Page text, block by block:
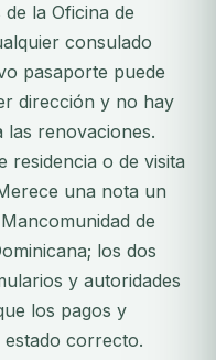
la Oficina de
consulado
pasaporte puede
dirección y no hay
las renovaciones.
residencia o de visita
una nota un
de
los dos
y autoridades
los pagos y
correcto.